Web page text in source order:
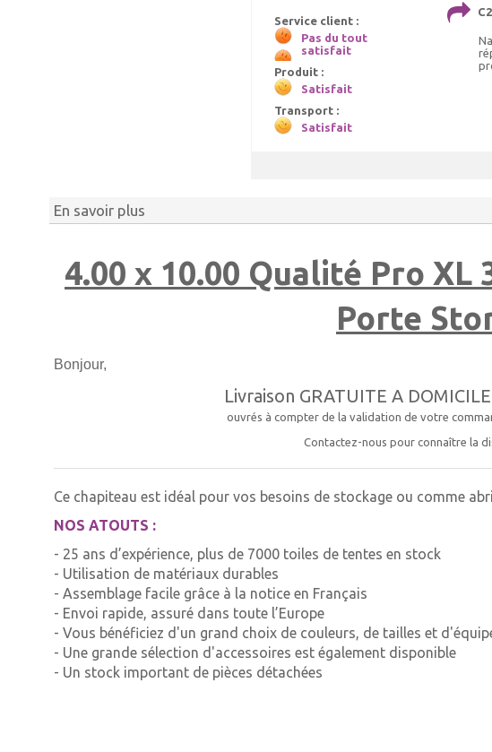
Service client :
Pas du tout
satisfait
Produit :
Satisfait
Transport :
Satisfait
En savoir plus
4.00 x 10.00 Qualité Pro XL
Porte
Bonjour,
Livraison GRATUITE A DOMICILE
ouvrés à compter de la validation de votre
Contactez-nous pour connaître la
Ce chapiteau est idéal pour vos besoins de stockage ou comme
NOS ATOUTS :
- 25 ans d’expérience, plus de 7000 toiles de tentes en stock
- Utilisation de matériaux durables
- Assemblage facile grâce à la notice en Français
- Envoi rapide, assuré dans toute l’Europe
- Vous bénéficiez d'un grand choix de couleurs, de tailles et
- Une grande sélection d'accessoires est également disponible
- Un stock important de pièces détachées